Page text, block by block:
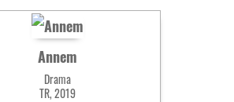
Annem
Drama
TR, 2019